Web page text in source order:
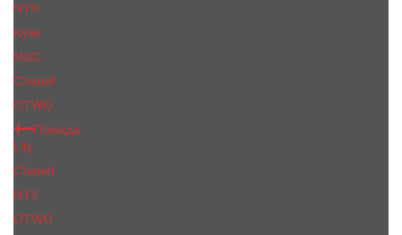
NYX
Kylie
MaC
Сhanеl
OTWO
Помада
Lily
Chanel
NYX
OTWO